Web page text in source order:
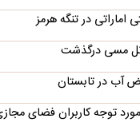
در تنگه هرمز
مسی درگذشت
آب در تابستان
توجه کاربران فضای